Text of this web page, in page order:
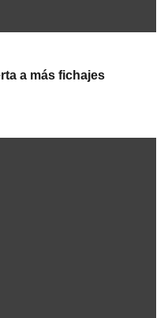
a más fichajes